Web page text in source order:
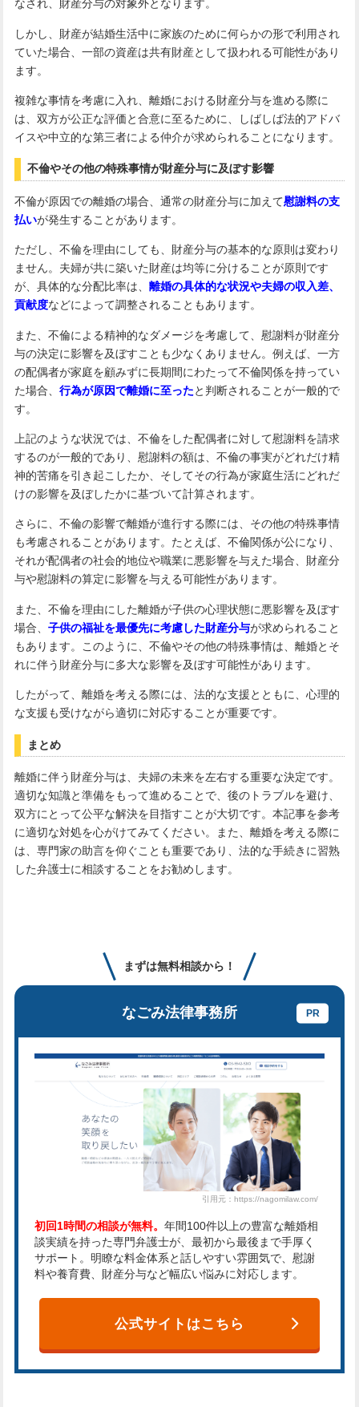
なされ、財産分与の対象外となります。
しかし、財産が結婚生活中に家族のために何らかの形で利用され
ていた場合、一部の資産は共有財産として扱われる可能性があり
ます。
複雑な事情を考慮に入れ、離婚における財産分与を進める際に
は、双方が公正な評価と合意に至るために、しばしば法的アドバ
イスや中立的な第三者による仲介が求められることになります。
不倫やその他の特殊事情が財産分与に及ぼす影響
不倫が原因での離婚の場合、通常の財産分与に加えて慰謝料の支
払いが発生することがあります。
ただし、不倫を理由にしても、財産分与の基本的な原則は変わり
ません。夫婦が共に築いた財産は均等に分けることが原則です
が、具体的な分配比率は、 離婚の具体的な状況や夫婦の収入差、
貢献度などによって調整されることもあります。
また、不倫による精神的なダメージを考慮して、慰謝料が財産分
与の決定に影響を及ぼすことも少なくありません。例えば、一方
の配偶者が家庭を顧みずに長期間にわたって不倫関係を持ってい
た場合、 行為が原因で離婚に至ったと判断されることが一般的で
す。
上記のような状況では、不倫をした配偶者に対して慰謝料を請求
するのが一般的であり、慰謝料の額は、不倫の事実がどれだけ精
神的苦痛を引き起こしたか、そしてその行為が家庭生活にどれだ
けの影響を及ぼしたかに基づいて計算されます。
さらに、不倫の影響で離婚が進行する際には、その他の特殊事情
も考慮されることがあります。たとえば、不倫関係が公になり、
それが配偶者の社会的地位や職業に悪影響を与えた場合、財産分
与や慰謝料の算定に影響を与える可能性があります。
また、不倫を理由にした離婚が子供の心理状態に悪影響を及ぼす
場合、 子供の福祉を最優先に考慮した財産分与が求められること
もあります。このように、不倫やその他の特殊事情は、離婚とそ
れに伴う財産分与に多大な影響を及ぼす可能性があります。
したがって、離婚を考える際には、法的な支援とともに、心理的
な支援も受けながら適切に対応することが重要です。
まとめ
離婚に伴う財産分与は、夫婦の未来を左右する重要な決定です。
適切な知識と準備をもって進めることで、後のトラブルを避け、
双方にとって公平な解決を目指すことが大切です。本記事を参考
に適切な対処を心がけてみてください。また、離婚を考える際に
は、専門家の助言を仰ぐことも重要であり、法的な手続きに習熟
した弁護士に相談することをお勧めします。
まずは無料相談から！
なごみ法律事務所
引用元：https://nagomilaw.com/
初回1時間の相談が無料。 年間100件以上の豊富な離婚相
談実績を持った専門弁護士が、最初から最後まで手厚く
サポート。明瞭な料金体系と話しやすい雰囲気で、慰謝
料や養育費、財産分与など幅広い悩みに対応します。
公式サイトはこちら